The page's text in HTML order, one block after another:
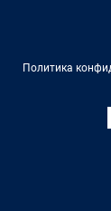
Политика